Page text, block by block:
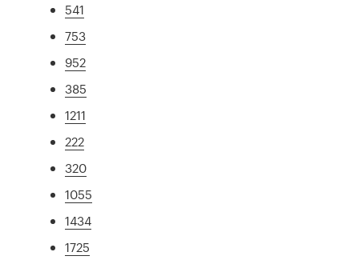
541
753
952
385
1211
222
320
1055
1434
1725